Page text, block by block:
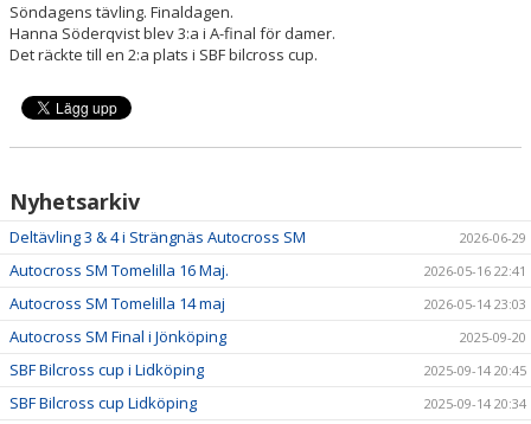
Söndagens tävling. Finaldagen.
Hanna Söderqvist blev 3:a i A-final för damer.
Det räckte till en 2:a plats i SBF bilcross cup.
Nyhetsarkiv
Deltävling 3 & 4 i Strängnäs Autocross SM 2026-06-29
Autocross SM Tomelilla 16 Maj. 2026-05-16 22:41
Autocross SM Tomelilla 14 maj 2026-05-14 23:03
Autocross SM Final i Jönköping 2025-09-20
SBF Bilcross cup i Lidköping 2025-09-14 20:45
SBF Bilcross cup Lidköping 2025-09-14 20:34